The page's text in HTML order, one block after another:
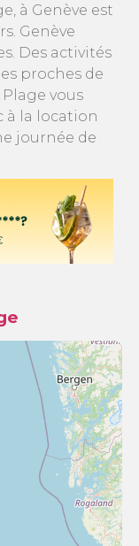
à Genève est
Genève
Des activités
proches de
Plage vous
à la location
journée de